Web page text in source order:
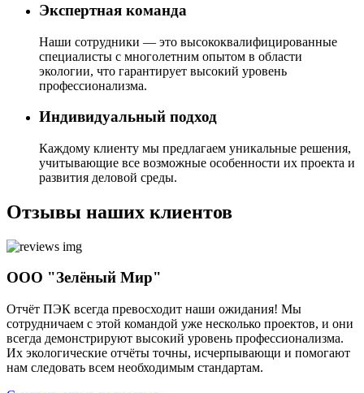
Экспертная команда
Наши сотрудники — это высококвалифицированные
специалисты с многолетним опытом в области
экологии, что гарантирует высокий уровень
профессионализма.
Индивидуальный подход
Каждому клиенту мы предлагаем уникальные решения,
учитывающие все возможные особенности их проекта и
развития деловой среды.
Отзывы наших клиентов
ООО "Зелёный Мир"
Отчёт ПЭК всегда превосходит наши ожидания! Мы
сотрудничаем с этой командой уже несколько проектов, и они
всегда демонстрируют высокий уровень профессионализма.
Их экологические отчёты точны, исчерпывающи и помогают
нам следовать всем необходимым стандартам.